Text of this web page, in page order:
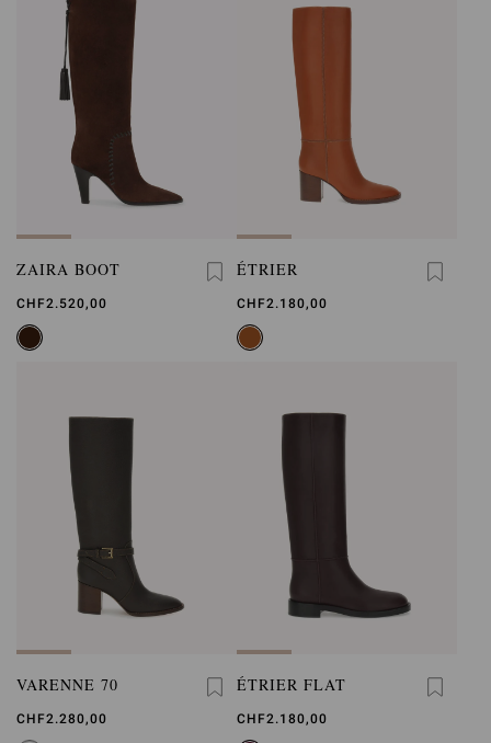
ZAIRA BOOT
CHF2.520,00
ÉTRIER
CHF2.180,00
VARENNE 70
CHF2.280,00
ÉTRIER FLAT
CHF2.180,00